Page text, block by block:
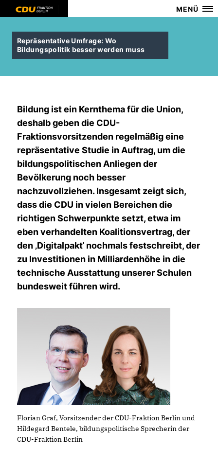
MENÜ
Repräsentative Umfrage: Wo
Bildungspolitik besser werden muss
Bildung ist ein Kernthema für die Union,
deshalb geben die CDU-
Fraktionsvorsitzenden regelmäßig eine
repräsentative Studie in Auftrag, um die
bildungspolitischen Anliegen der
Bevölkerung noch besser
nachzuvollziehen. Insgesamt zeigt sich,
dass die CDU in vielen Bereichen die
richtigen Schwerpunkte setzt, etwa im
eben verhandelten Koalitionsvertrag, der
den ‚Digitalpakt‘ nochmals festschreibt, der
zu Investitionen in Milliardenhöhe in die
technische Ausstattung unserer Schulen
bundesweit führen wird.
Florian Graf, Vorsitzender der CDU-Fraktion Berlin und
Hildegard Bentele, bildungspolitische Sprecherin der
CDU-Fraktion Berlin